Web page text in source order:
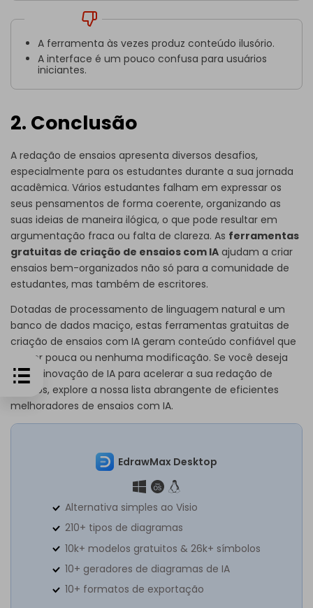
A ferramenta às vezes produz conteúdo ilusório.
A interface é um pouco confusa para usuários
iniciantes.
2. Conclusão
A redação de ensaios apresenta diversos desafios,
especialmente para os estudantes durante a sua jornada
acadêmica. Vários estudantes falham em expressar os
seus pensamentos de forma coerente, organizando as
suas ideias de maneira ilógica, o que pode resultar em
argumentação fraca ou falta de clareza. As ferramentas
gratuitas de criação de ensaios com IA ajudam a criar
ensaios bem-organizados não só para a comunidade de
estudantes, mas também de escritores.
Dotadas de processamento de linguagem natural e um
banco de dados maciço, estas ferramentas gratuitas de
criação de ensaios com IA geram conteúdo confiável que
requer pouca ou nenhuma modificação. Se você deseja
usar a inovação de IA para acelerar a sua redação de
ensaios, explore a nossa lista abrangente de eficientes
melhoradores de ensaios com IA.
EdrawMax Desktop
Alternativa simples ao Visio
210+ tipos de diagramas
10k+ modelos gratuitos & 26k+ símbolos
10+ geradores de diagramas de IA
10+ formatos de exportação